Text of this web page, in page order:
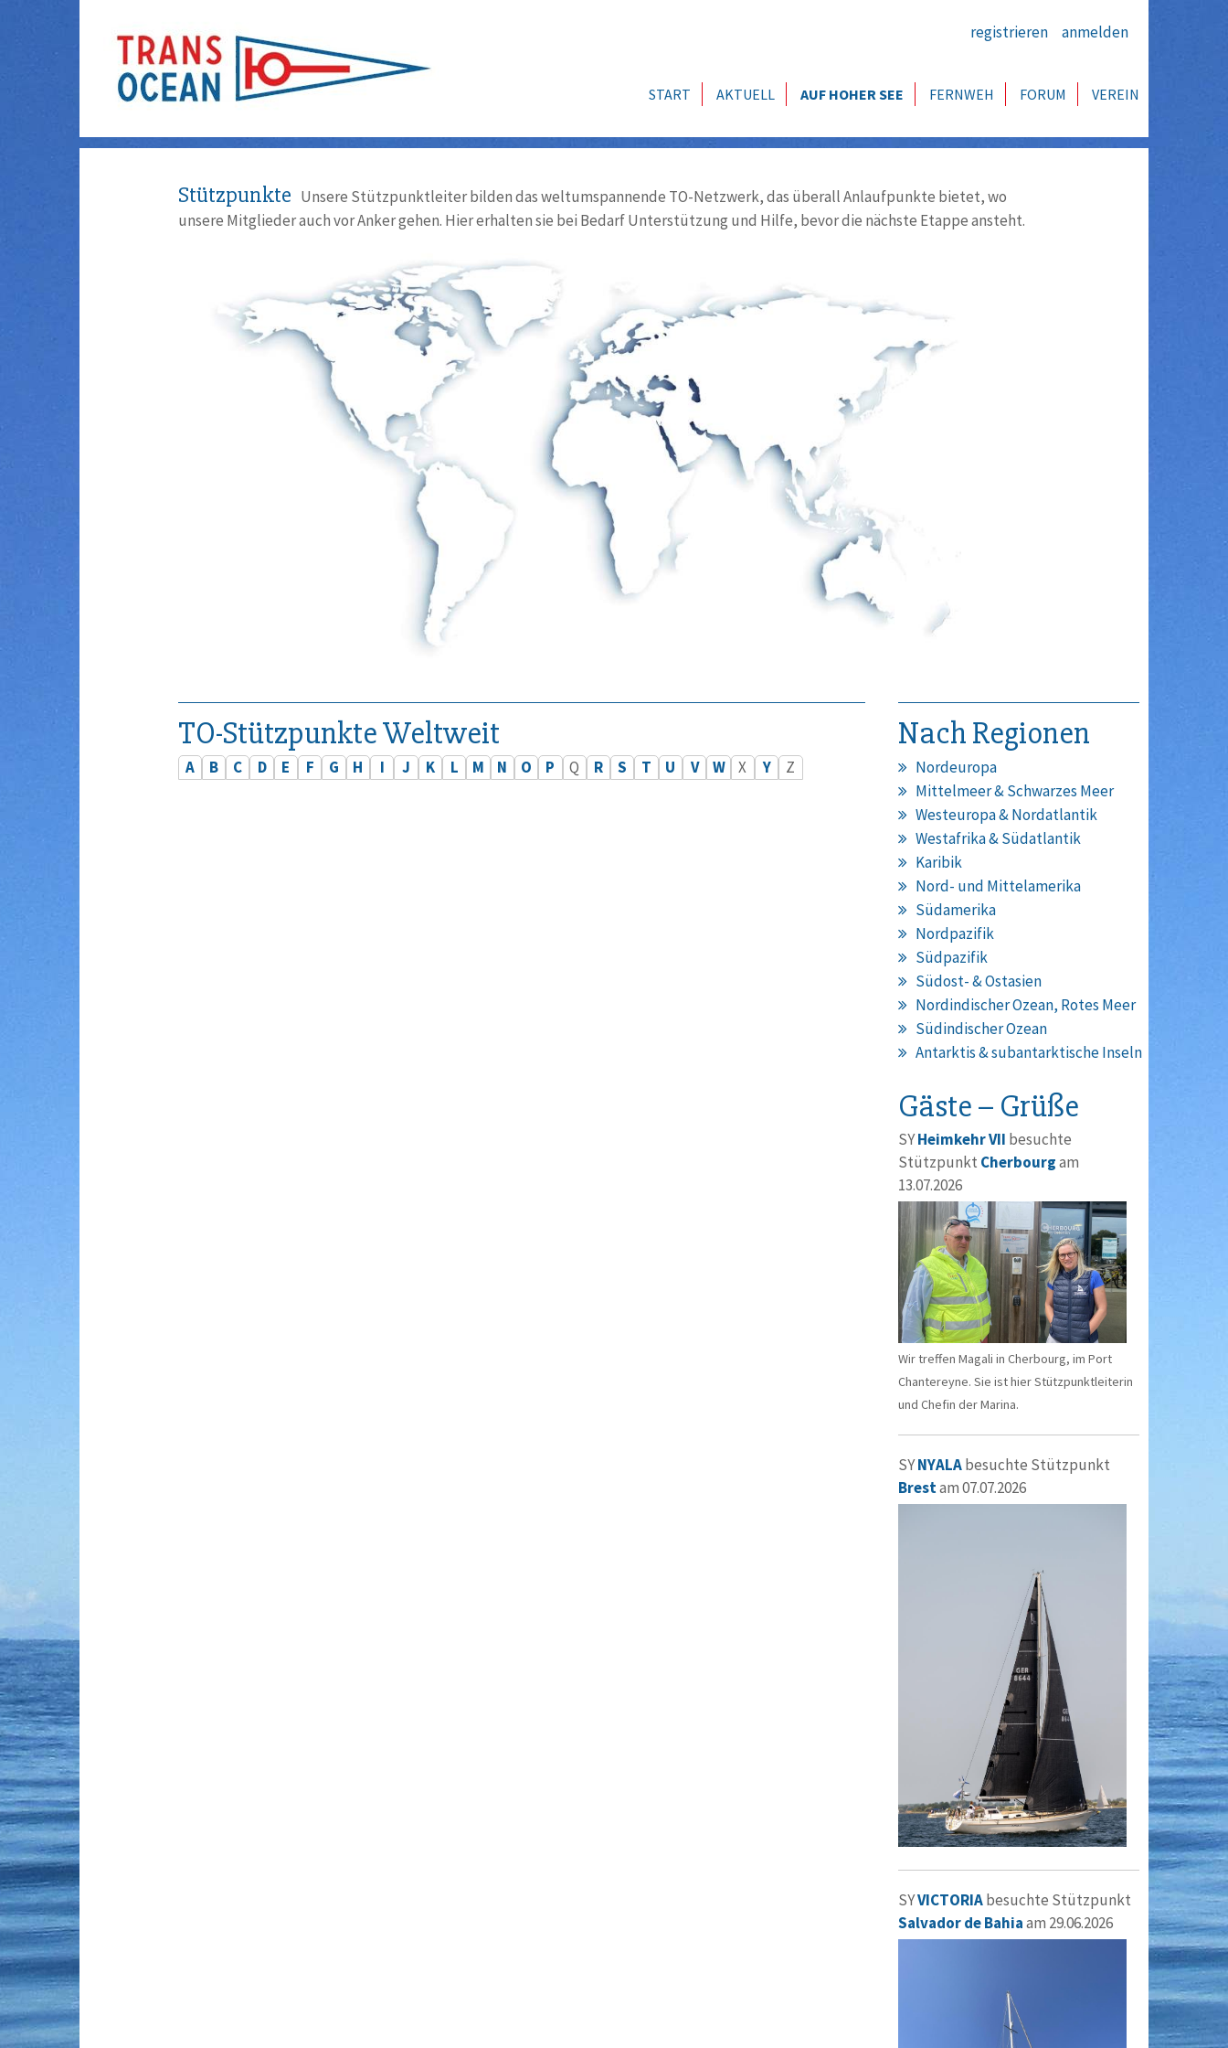
registrieren anmelden
START AKTUELL AUF HOHER SEE FERNWEH FORUM VEREIN
Stützpunkte Unsere Stützpunktleiter bilden das weltumspannende TO-Netzwerk, das überall Anlaufpunkte bietet, wo
unsere Mitglieder auch vor Anker gehen. Hier erhalten sie bei Bedarf Unterstützung und Hilfe, bevor die nächste Etappe ansteht.
TO-Stützpunkte Weltweit
A B C D E F G H I J K L M N O P Q R S T U V W X Y Z
Nach Regionen
Nordeuropa
Mittelmeer & Schwarzes Meer
Westeuropa & Nordatlantik
Westafrika & Südatlantik
Karibik
Nord- und Mittelamerika
Südamerika
Nordpazifik
Südpazifik
Südost- & Ostasien
Nordindischer Ozean, Rotes Meer
Südindischer Ozean
Antarktis & subantarktische Inseln
Gäste – Grüße
SYHeimkehr VII besuchte
Stützpunkt Cherbourgam
13.07.2026
Wir treffen Magali in Cherbourg, im Port
Chantereyne. Sie ist hier Stützpunktleiterin
und Chefin der Marina.
SYNYALAbesuchte Stützpunkt
Brestam 07.07.2026
SYVICTORIAbesuchte Stützpunkt
Salvador de Bahiaam 29.06.2026